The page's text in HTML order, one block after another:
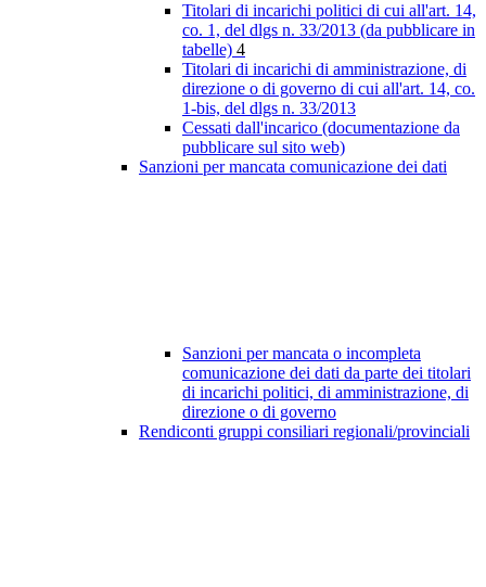
Titolari di incarichi politici di cui all'art. 14,
co. 1, del dlgs n. 33/2013 (da pubblicare in
tabelle) 4
Titolari di incarichi di amministrazione, di
direzione o di governo di cui all'art. 14, co.
1-bis, del dlgs n. 33/2013
Cessati dall'incarico (documentazione da
pubblicare sul sito web)
Sanzioni per mancata comunicazione dei dati
Sanzioni per mancata o incompleta
comunicazione dei dati da parte dei titolari
di incarichi politici, di amministrazione, di
direzione o di governo
Rendiconti gruppi consiliari regionali/provinciali